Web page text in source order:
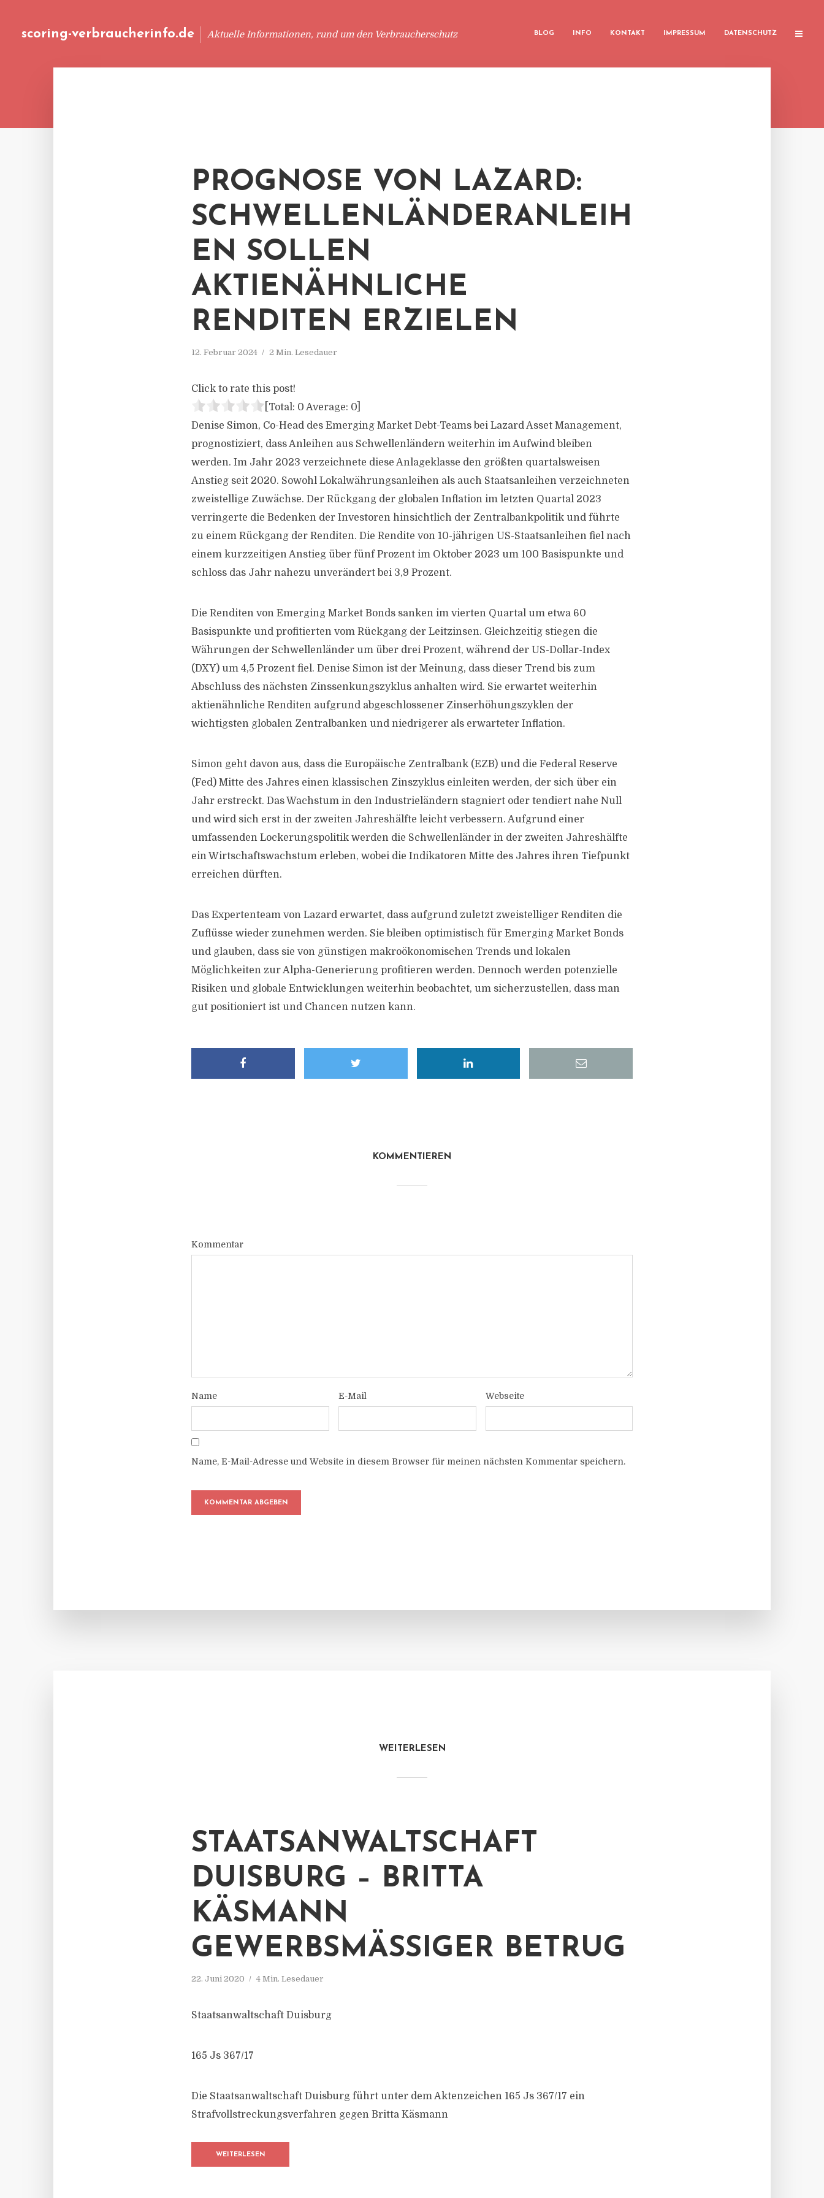
scoring-verbraucherinfo.de Aktuelle Informationen, rund um den Verbraucherschutz BLOG INFO KONTAKT IMPRESSUM DATENSCHUTZ
PROGNOSE VON LAZARD:
SCHWELLENLÄNDERANLEIH
EN SOLLEN
AKTIENÄHNLICHE
RENDITEN ERZIELEN
12. Februar 2024 2 Min. Lesedauer
Click to rate this post!
[Total: 0 Average: 0
Denise Simon, Co-Head des Emerging Market Debt-Teams bei Lazard Asset Management,
prognostiziert, dass Anleihen aus Schwellenländern weiterhin im Aufwind bleiben
werden. Im Jahr 2023 verzeichnete diese Anlageklasse den größten quartalsweisen
Anstieg seit 2020. Sowohl Lokalwährungsanleihen als auch Staatsanleihen verzeichneten
zweistellige Zuwächse. Der Rückgang der globalen Inflation im letzten Quartal 2023
verringerte die Bedenken der Investoren hinsichtlich der Zentralbankpolitik und führte
zu einem Rückgang der Renditen. Die Rendite von 10-jährigen US-Staatsanleihen fiel nach
einem kurzzeitigen Anstieg über fünf Prozent im Oktober 2023 um 100 Basispunkte und
schloss das Jahr nahezu unverändert bei 3,9 Prozent.
Die Renditen von Emerging Market Bonds sanken im vierten Quartal um etwa 60
Basispunkte und profitierten vom Rückgang der Leitzinsen. Gleichzeitig stiegen die
Währungen der Schwellenländer um über drei Prozent, während der US-Dollar-Index
(DXY) um 4,5 Prozent fiel. Denise Simon ist der Meinung, dass dieser Trend bis zum
Abschluss des nächsten Zinssenkungszyklus anhalten wird. Sie erwartet weiterhin
aktienähnliche Renditen aufgrund abgeschlossener Zinserhöhungszyklen der
wichtigsten globalen Zentralbanken und niedrigerer als erwarteter Inflation.
Simon geht davon aus, dass die Europäische Zentralbank (EZB) und die Federal Reserve
(Fed) Mitte des Jahres einen klassischen Zinszyklus einleiten werden, der sich über ein
Jahr erstreckt. Das Wachstum in den Industrieländern stagniert oder tendiert nahe Null
und wird sich erst in der zweiten Jahreshälfte leicht verbessern. Aufgrund einer
umfassenden Lockerungspolitik werden die Schwellenländer in der zweiten Jahreshälfte
ein Wirtschaftswachstum erleben, wobei die Indikatoren Mitte des Jahres ihren Tiefpunkt
erreichen dürften.
Das Expertenteam von Lazard erwartet, dass aufgrund zuletzt zweistelliger Renditen die
Zuflüsse wieder zunehmen werden. Sie bleiben optimistisch für Emerging Market Bonds
und glauben, dass sie von günstigen makroökonomischen Trends und lokalen
Möglichkeiten zur Alpha-Generierung profitieren werden. Dennoch werden potenzielle
Risiken und globale Entwicklungen weiterhin beobachtet, um sicherzustellen, dass man
gut positioniert ist und Chancen nutzen kann.
KOMMENTIEREN
Kommentar
Name E-Mail Webseite
Name, E-Mail-Adresse und Website in diesem Browser für meinen nächsten Kommentar speichern.
WEITERLESEN
STAATSANWALTSCHAFT
DUISBURG – BRITTA
KÄSMANN
GEWERBSMÄSSIGER BETRUG
22. Juni 2020 4 Min. Lesedauer
Staatsanwaltschaft Duisburg
165 Js 367/17
Die Staatsanwaltschaft Duisburg führt unter dem Aktenzeichen 165 Js 367/17 ein
Strafvollstreckungsverfahren gegen Britta Käsmann
WEITERLESEN